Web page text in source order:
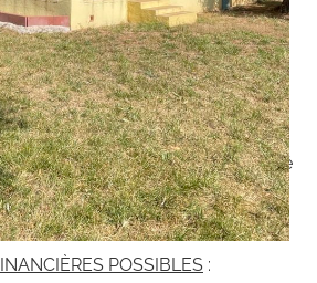
3 900€ et 5 330€ par an. Prix
indexés au 01/01/2021
Consommation énergétique D :
de gaz à effet de serre D : 40
le 05/05/2025. Les
auxquels ce bien est exposé
site Géorisques :
POSSIBLES :